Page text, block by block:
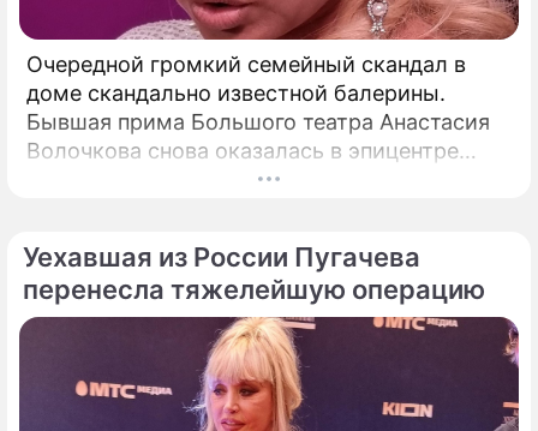
Очередной громкий семейный скандал в
доме скандально известной балерины.
Бывшая прима Большого театра Анастасия
Волочкова снова оказалась в эпицентре
громкого разбора полетов, который на этот
Уехавшая из России Пугачева
перенесла тяжелейшую операцию